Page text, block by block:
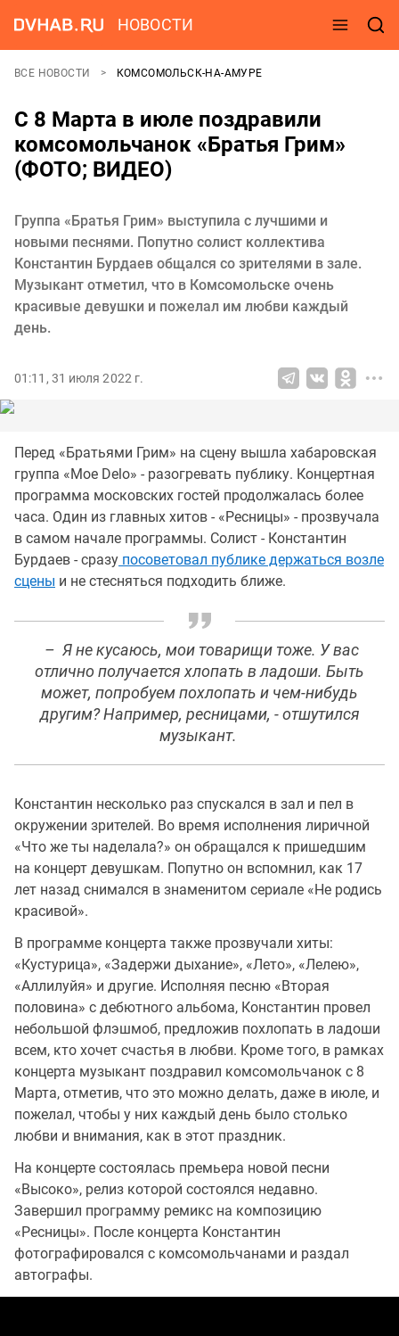
НОВОСТИ
ВСЕ НОВОСТИ КОМСОМОЛЬСК-НА-АМУРЕ
С 8 Марта в июле поздравили
комсомольчанок «Братья Грим»
(ФОТО; ВИДЕО)
Группа «Братья Грим» выступила с лучшими и
новыми песнями. Попутно солист коллектива
Константин Бурдаев общался со зрителями в зале.
Музыкант отметил, что в Комсомольске очень
красивые девушки и пожелал им любви каждый
день.
01:11, 31 июля 2022 г.
Перед «Братьями Грим» на сцену вышла хабаровская
группа «Moe Delo» - разогревать публику. Концертная
программа московских гостей продолжалась более
часа. Один из главных хитов - «Ресницы» - прозвучала
в самом начале программы. Солист - Константин
Бурдаев - сразу посоветовал публике держаться возле
сцены и не стесняться подходить ближе.
– Я не кусаюсь, мои товарищи тоже. У вас
отлично получается хлопать в ладоши. Быть
может, попробуем похлопать и чем-нибудь
другим? Например, ресницами, - отшутился
музыкант.
Константин несколько раз спускался в зал и пел в
окружении зрителей. Во время исполнения лиричной
«Что же ты наделала?» он обращался к пришедшим
на концерт девушкам. Попутно он вспомнил, как 17
лет назад снимался в знаменитом сериале «Не родись
красивой».
В программе концерта также прозвучали хиты:
«Кустурица», «Задержи дыхание», «Лето», «Лелею»,
«Аллилуйя» и другие. Исполняя песню «Вторая
половина» с дебютного альбома, Константин провел
небольшой флэшмоб, предложив похлопать в ладоши
всем, кто хочет счастья в любви. Кроме того, в рамках
концерта музыкант поздравил комсомольчанок с 8
Марта, отметив, что это можно делать, даже в июле, и
пожелал, чтобы у них каждый день было столько
любви и внимания, как в этот праздник.
На концерте состоялась премьера новой песни
«Высоко», релиз которой состоялся недавно.
Завершил программу ремикс на композицию
«Ресницы». После концерта Константин
фотографировался с комсомольчанами и раздал
автографы.